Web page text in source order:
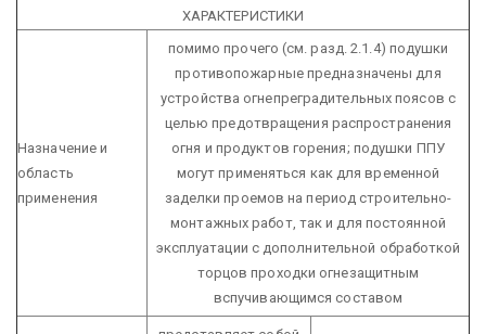
ХАРАКТЕРИСТИКИ
Назначение и
область
применения
помимо прочего (см. разд. 2.1.4) подушки
противопожарные предназначены для
устройства огнепреградительных поясов с
целью предотвращения распространения
огня и продуктов горения; подушки ППУ
могут применяться как для временной
заделки проемов на период строительно-
монтажных работ, так и для постоянной
эксплуатации с дополнительной обработкой
торцов проходки огнезащитным
вспучивающимся составом